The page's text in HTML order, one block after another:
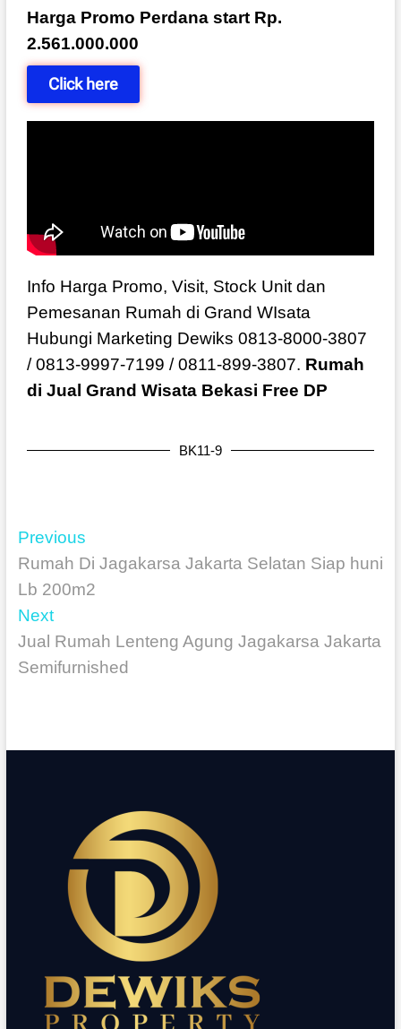
Harga Promo Perdana start Rp.
2.561.000.000
Click here
Info Harga Promo, Visit, Stock Unit dan
Pemesanan Rumah di Grand WIsata
Hubungi Marketing Dewiks 0813-8000-3807
/ 0813-9997-7199 / 0811-899-3807. Rumah
di Jual Grand Wisata Bekasi Free DP
BK11-9
Previous
Rumah Di Jagakarsa Jakarta Selatan Siap huni
Lb 200m2
Next
Jual Rumah Lenteng Agung Jagakarsa Jakarta
Semifurnished